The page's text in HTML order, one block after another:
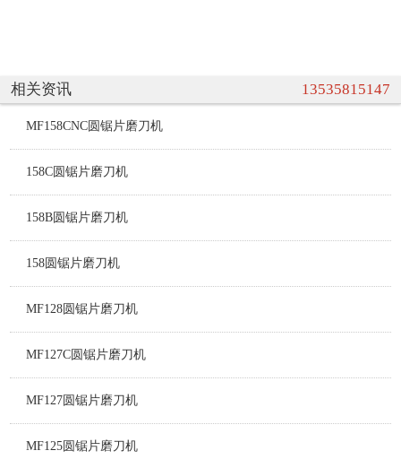
相关资讯 13535815147
MF158CNC圆锯片磨刀机
158C圆锯片磨刀机
158B圆锯片磨刀机
158圆锯片磨刀机
MF128圆锯片磨刀机
MF127C圆锯片磨刀机
MF127圆锯片磨刀机
MF125圆锯片磨刀机